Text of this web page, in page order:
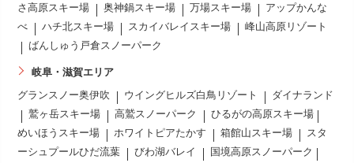
さ高原スキー場
奥神鍋スキー場 万場スキー場
アップかんな
べ
ハチ北スキー場 スカイバレイスキー場
峰山高原リゾート
ばんしゅう戸倉スノーパーク
岐阜・滋賀エリア
グランスノー奥伊吹 ウイングヒルズ白鳥リゾート
ダイナランド
鷲ヶ岳スキー場
高鷲スノーパーク
ひるがの高原スキー場
めいほうスキー場
ホワイトピアたかす 箱館山スキー場
スタ
ーシュプールひだ流葉
びわ湖バレイ
国境高原スノーパーク